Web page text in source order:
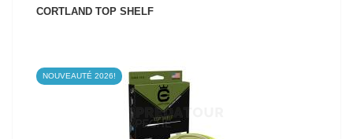
CORTLAND TOP SHELF
NOUVEAUTÉ 2026!
VOIR LE PRODUIT